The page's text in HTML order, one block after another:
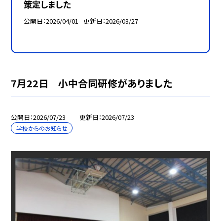
策定しました
公開日 2026/04/01 更新日 2026/03/27
7月22日 小中合同研修がありました
公開日 2026/07/23 更新日 2026/07/23
学校からのお知らせ